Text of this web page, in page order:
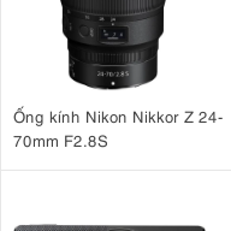
Ống kính Nikon Nikkor Z 24-
70mm F2.8S